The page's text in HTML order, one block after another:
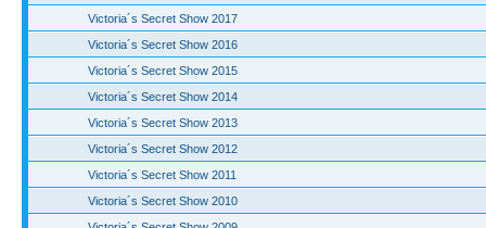
Victoria´s Secret Show 2017
Victoria´s Secret Show 2016
Victoria´s Secret Show 2015
Victoria´s Secret Show 2014
Victoria´s Secret Show 2013
Victoria´s Secret Show 2012
Victoria´s Secret Show 2011
Victoria´s Secret Show 2010